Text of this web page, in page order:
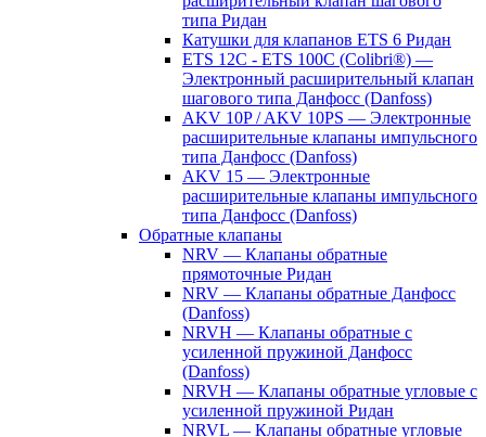
типа Ридан
Катушки для клапанов ETS 6 Ридан
ETS 12C - ETS 100C (Colibri®) —
Электронный расширительный клапан
шагового типа Данфосс (Danfoss)
AKV 10P / AKV 10PS — Электронные
расширительные клапаны импульсного
типа Данфосс (Danfoss)
AKV 15 — Электронные
расширительные клапаны импульсного
типа Данфосс (Danfoss)
Обратные клапаны
NRV — Клапаны обратные
прямоточные Ридан
NRV — Клапаны обратные Данфосс
(Danfoss)
NRVH — Клапаны обратные с
усиленной пружиной Данфосс
(Danfoss)
NRVH — Клапаны обратные угловые с
усиленной пружиной Ридан
NRVL — Клапаны обратные угловые